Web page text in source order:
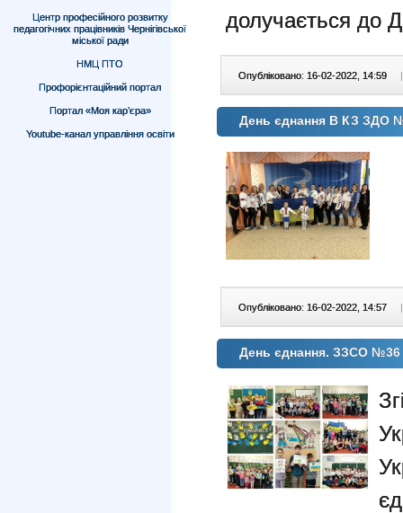
Центр професійного розвитку
педагогічних працівників Чернігівської
міської ради
НМЦ ПТО
Профорієнтаційний портал
Портал «Моя кар’єра»
Youtube-канал управління освіти
долучається до
Опубліковано: 16-02-2022, 14:59 |
День єднання В КЗ ЗДО
Опубліковано: 16-02-2022, 14:57 |
День єднання. ЗЗСО №36